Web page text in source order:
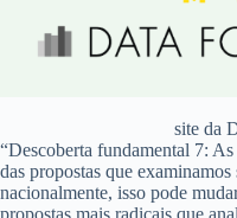
site da
“Descoberta fundamental 7:
das propostas que
nacionalmente, isso pode
propostas mais radicais que